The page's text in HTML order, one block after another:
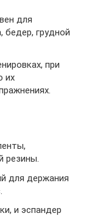
для
бедер, грудной
при
их
резины.
для держания
и эспандер